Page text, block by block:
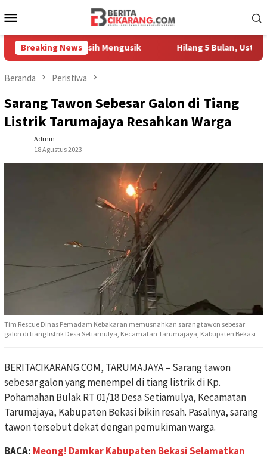
ke
Mobile
Breaking News
Masih Mengusik Hilang 5 Bulan, Ustadz Ujang
Beranda Peristiwa
Sarang Tawon Sebesar Galon di Tiang
Listrik Tarumajaya Resahkan Warga
Admin
18 Agustus 2023
Tim Rescue Dinas Pemadam Kebakaran memusnahkan sarang tawon sebesar
galon di tiang listrik Desa Setiamulya, Kecamatan Tarumajaya, Kabupaten Bekasi
BERITACIKARANG.COM, TARUMAJAYA – Sarang tawon
sebesar galon yang menempel di tiang listrik di Kp.
Pohamahan Bulak RT 01/18 Desa Setiamulya, Kecamatan
Tarumajaya, Kabupaten Bekasi bikin resah. Pasalnya, sarang
tawon tersebut dekat dengan pemukiman warga.
BACA: Meong! Damkar Kabupaten Bekasi Selamatkan